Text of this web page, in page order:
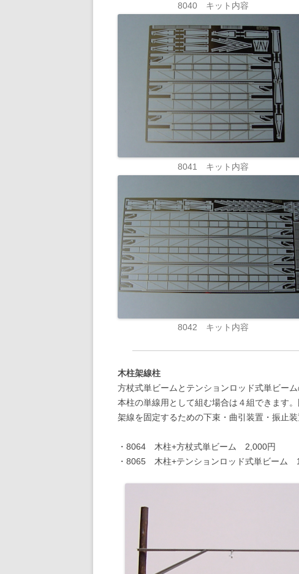
8040 キット内容
8041 キット内容
8042 キット内容
木柱架線柱
方杖式単ビームとテンションロッド式単ビー
本柱の単線用として組む場合は４組できます
架線を固定するための下束・曲引装置・振止
・8064 木柱+方杖式単ビーム 2,000円
・8065 木柱+テンションロッド式単ビーム